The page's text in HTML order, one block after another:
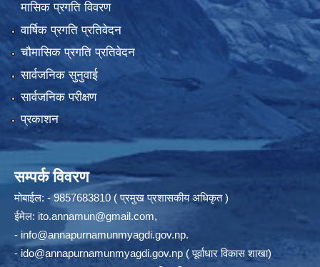
मासिक प्रगति विवरण
वार्षिक प्रगति प्रतिवेदन
चौमासिक प्रगति प्रतिवेदन
सार्वजनिक सुनुवाई
सार्वजनिक परीक्षण
प्रकाशन
सम्पर्क विवरण
मोबाईल: - 9857683810 ( प्रमुख प्रशासकीय अधिकृत )
ईमेल: ito.annamun@gmail.com,
- info@annapurnamunmyagdi.gov.np.
- ido@annapurnamunmyagdi.gov.np ( पूर्वाधार विकास शाखा)